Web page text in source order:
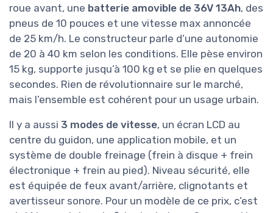
roue avant, une batterie amovible de 36V 13Ah, des
pneus de 10 pouces et une vitesse max annoncée
de 25 km/h. Le constructeur parle d’une autonomie
de 20 à 40 km selon les conditions. Elle pèse environ
15 kg, supporte jusqu’à 100 kg et se plie en quelques
secondes. Rien de révolutionnaire sur le marché,
mais l’ensemble est cohérent pour un usage urbain.
Il y a aussi 3 modes de vitesse, un écran LCD au
centre du guidon, une application mobile, et un
système de double freinage (frein à disque + frein
électronique + frein au pied). Niveau sécurité, elle
est équipée de feux avant/arrière, clignotants et
avertisseur sonore. Pour un modèle de ce prix, c’est